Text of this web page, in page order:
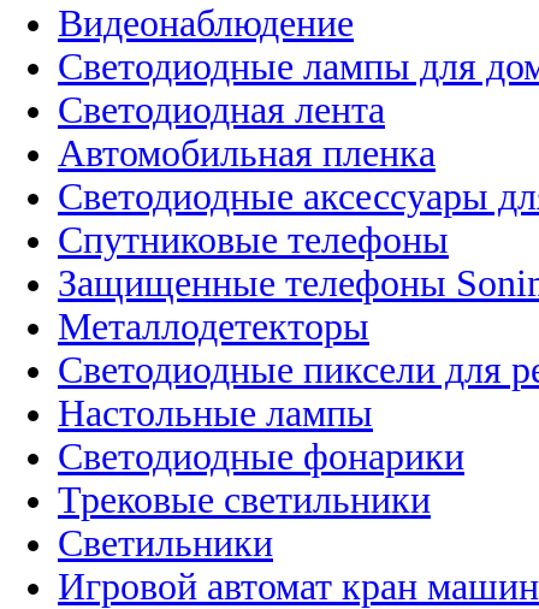
Видеонаблюдение
Светодиодные лампы для
Светодиодная лента
Автомобильная пленка
Светодиодные аксессуары
Спутниковые телефоны
Защищенные телефоны
Металлодетекторы
Светодиодные пиксели для
Настольные лампы
Светодиодные фонарики
Трековые светильники
Светильники
Игровой автомат кран